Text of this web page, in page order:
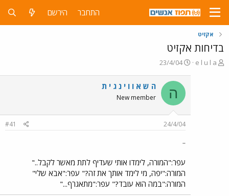
התחבר הירשם
אקזיט
בדיחות אקזיט
פ
e l u l a
פ
ר
ם
ת
א
י
23/4/04
ה ה ש א ו ו י נ ג י ת
New member
24/4/04
#41
..
עפר:"המורה, לימדו אותי שעדיף לתת מאשר לקבל.."
המורה:"יפה, מי לימד אותך את זה?" עפר:"אבא שלי"
המורה:"במה הוא עובד?" עפר:"מתאגרף..."